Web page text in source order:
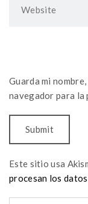
Guarda mi
navegador para la
Este sitio usa
procesan los